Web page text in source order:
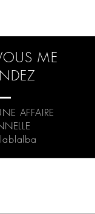
ME
AFFAIRE